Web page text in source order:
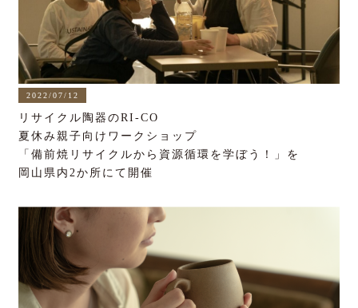
2022/07/12
リサイクル陶器のRI-CO
夏休み親子向けワークショップ
「備前焼リサイクルから資源循環を学ぼう！」を
岡山県内2か所にて開催